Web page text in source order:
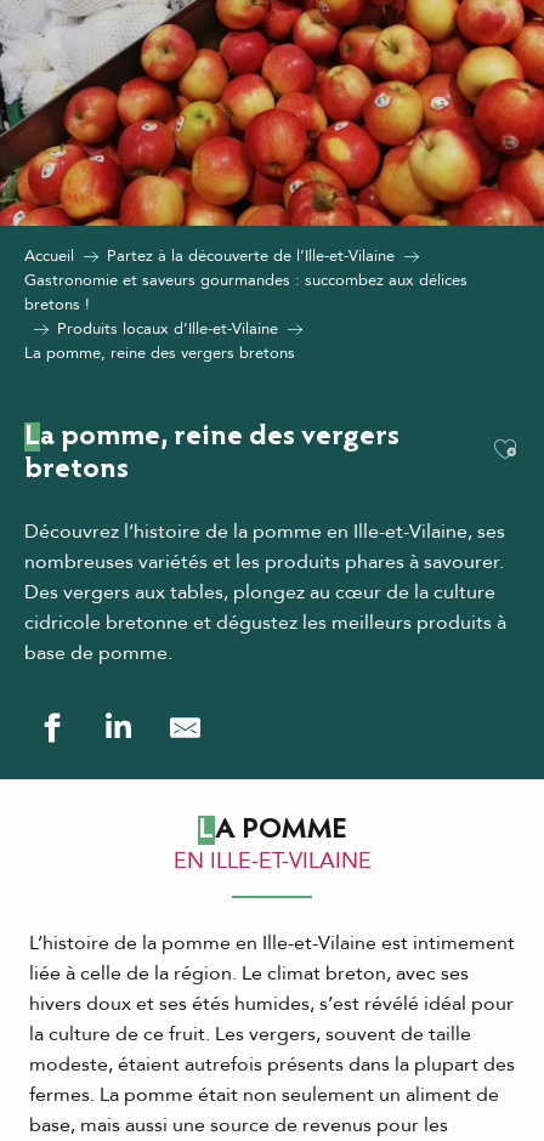
Accueil
Partez à la découverte de l’Ille-et-Vilaine
Gastronomie et saveurs gourmandes : succombez aux délices
bretons !
Produits locaux d’Ille-et-Vilaine
La pomme, reine des vergers bretons
La pomme, reine des vergers
bretons
Découvrez l’histoire de la pomme en Ille-et-Vilaine, ses
nombreuses variétés et les produits phares à savourer.
Des vergers aux tables, plongez au cœur de la culture
cidricole bretonne et dégustez les meilleurs produits à
base de pomme.
LA POMME
EN ILLE-ET-VILAINE
L’histoire de la pomme en Ille-et-Vilaine est intimement
liée à celle de la région. Le climat breton, avec ses
hivers doux et ses étés humides, s’est révélé idéal pour
la culture de ce fruit. Les vergers, souvent de taille
modeste, étaient autrefois présents dans la plupart des
fermes. La pomme était non seulement un aliment de
base, mais aussi une source de revenus pour les